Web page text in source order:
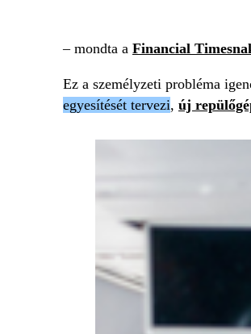
– mondta a Financial
Ez a személyzeti probléma
egyesítését tervezi, új